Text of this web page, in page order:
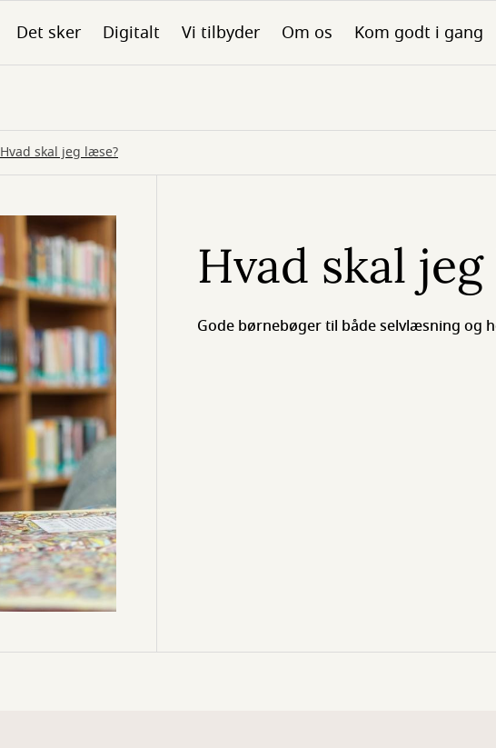
Det sker Digitalt Vi tilbyder Om os Kom godt i gang
Hvad skal jeg læse?
Hvad skal
Gode børnebøger til både selvlæsning og